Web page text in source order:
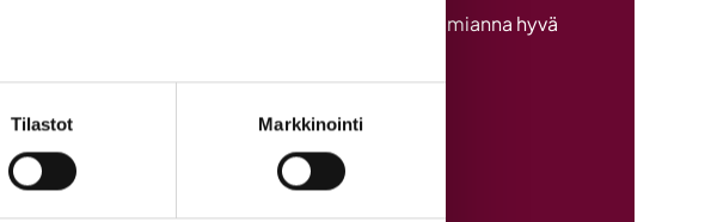
Tilastot Markkinointi
ja teetämme lukuisia yritysuutisia vuosittain. Ilmianna hyvä
Männikkö
9998